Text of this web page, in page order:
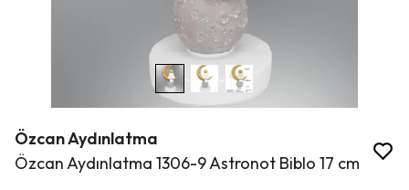
Özcan Aydınlatma
Özcan Aydınlatma 1306-9 Astronot Biblo 17 cm